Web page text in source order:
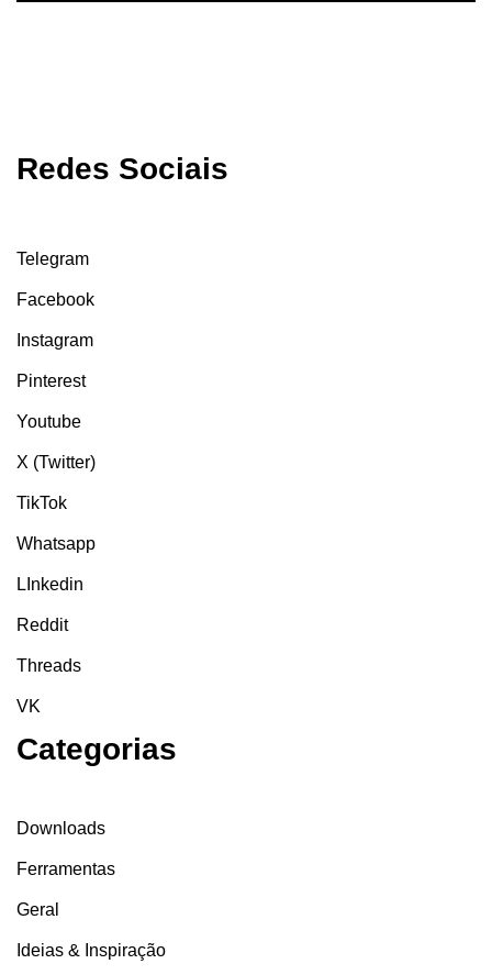
Redes Sociais
Telegram
Facebook
Instagram
Pinterest
Youtube
X (Twitter)
TikTok
Whatsapp
LInkedin
Reddit
Threads
VK
Categorias
Downloads
Ferramentas
Geral
Ideias & Inspiração